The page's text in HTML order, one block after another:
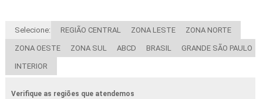
Selecione: REGIÃO CENTRAL ZONA LESTE ZONA NORTE
ZONA OESTE ZONA SUL ABCD BRASIL GRANDE SÃO PAULO
INTERIOR
Verifique as regiões que atendemos